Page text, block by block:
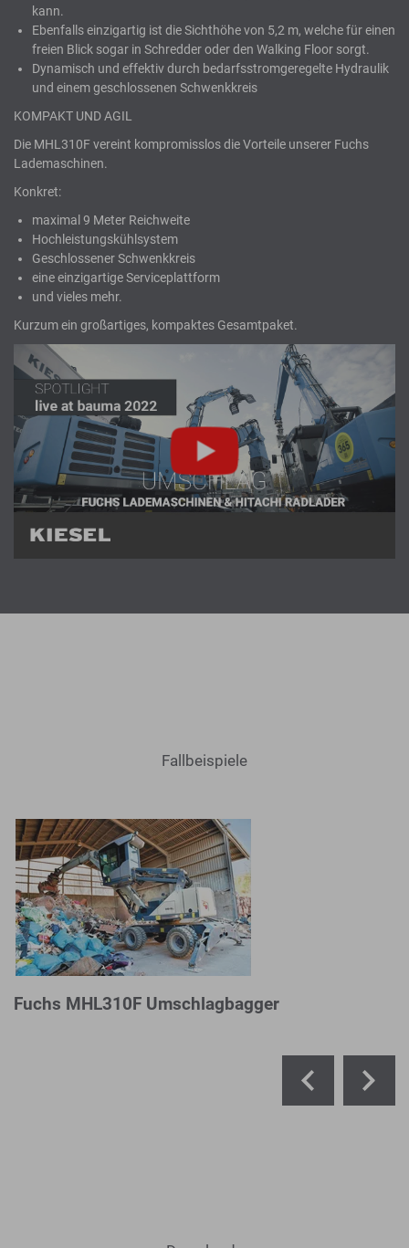
kann.
Ebenfalls einzigartig ist die Sichthöhe von 5,2 m, welche für einen
freien Blick sogar in Schredder oder den Walking Floor sorgt.
Dynamisch und effektiv durch bedarfsstromgeregelte Hydraulik
und einem geschlossenen Schwenkkreis
KOMPAKT UND AGIL
Die MHL310F vereint kompromisslos die Vorteile unserer Fuchs
Lademaschinen.
Konkret:
maximal 9 Meter Reichweite
Hochleistungskühlsystem
Geschlossener Schwenkkreis
eine einzigartige Serviceplattform
und vieles mehr.
Kurzum ein großartiges, kompaktes Gesamtpaket.
Fallbeispiele
Fuchs MHL310F Umschlagbagger